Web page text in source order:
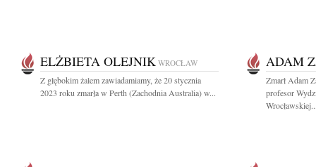
ELŻBIETA OLEJNIK WROCŁAW
Z głębokim żalem zawiadamiamy, że 20 stycznia
2023 roku zmarła w Perth (Zachodnia Australia) w...
ADAM
Zmarł Adam
profesor